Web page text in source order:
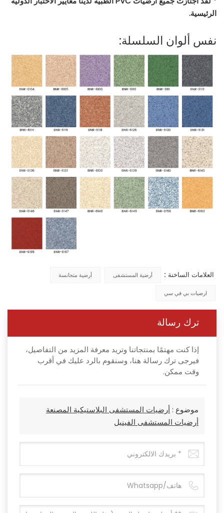
الرئيسية.
نفس ألوان السلسلة:
العلامات الساخنة : أرضية المستشفى أرضية متجانسة
ارضيات بي في سي
ترك رسالة
إذا كنت مهتمًا بمنتجاتنا وتريد معرفة المزيد من التفاصيل،
فيرجى ترك رسالة هنا، وسنقوم بالرد عليك في أقرب
وقت ممكن.
موضوع :أرضيات المستشفى البلاستيكية المصنعة
أرضيات المستشفى الفينيل